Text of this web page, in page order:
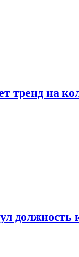
тренд на
должность